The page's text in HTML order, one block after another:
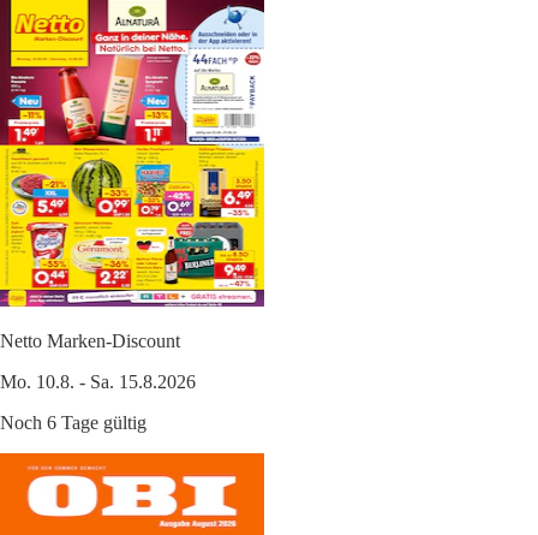
Netto Marken-Discount
Mo. 10.8. - Sa. 15.8.2026
Noch 6 Tage gültig